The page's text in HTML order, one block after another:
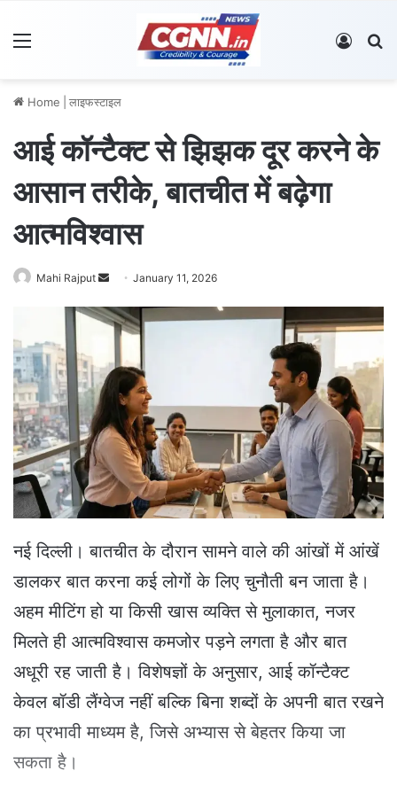
Log In
Home लाइफस्टाइल
आई कॉन्टैक्ट से झिझक दूर करने के
आसान तरीके, बातचीत में बढ़ेगा
आत्मविश्वास
Mahi Rajput
n
a
n
m
i
l
January 11, 2026
नई दिल्ली। बातचीत के दौरान सामने वाले की आंखों में आंखें
डालकर बात करना कई लोगों के लिए चुनौती बन जाता है।
अहम मीटिंग हो या किसी खास व्यक्ति से मुलाकात, नजर
मिलते ही आत्मविश्वास कमजोर पड़ने लगता है और बात
अधूरी रह जाती है। विशेषज्ञों के अनुसार, आई कॉन्टैक्ट
केवल बॉडी लैंग्वेज नहीं बल्कि बिना शब्दों के अपनी बात रखने
का प्रभावी माध्यम है, जिसे अभ्यास से बेहतर किया जा
सकता है।